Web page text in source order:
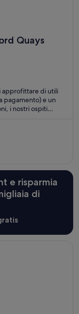
Quays
approfittare di utili
pagamento) e un
i nostri ospiti
e risparmia
di